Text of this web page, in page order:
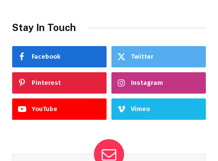
Stay In Touch
Facebook Twitter
Pinterest Instagram
YouTube Vimeo